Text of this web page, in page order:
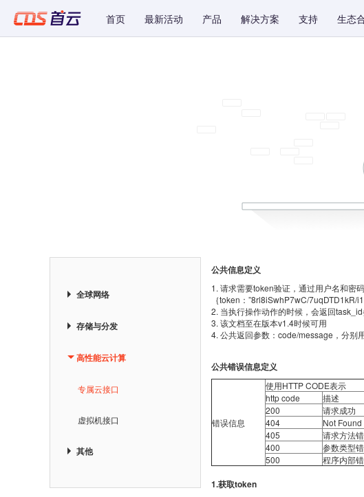
首页 最新活动 产品 解决方案 支持 生态
全球网络
存储与分发
高性能云计算
专属云接口
虚拟机接口
其他
公共信息定义
1. 请求需要token验证，通过用户名和密
｛token：”8rl8iSwhP7wC/7uqDTD1kR/
2. 当执行操作动作的时候，会返回
3. 该文档至在版本v1.4时候可用
4. 公共返回参数：code/message，分别
公共错误信息定义
错误信息
使用HTTP CODE表示
http code
描述
200
请求成功
404
Not Found
405
请求方法
400
参数类型
500
程序内部
1.获取token